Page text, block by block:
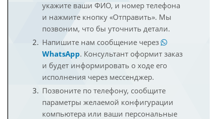
укажите ваши ФИО, и номер телефона
и нажмите кнопку «Отправить». Мы
позвоним, что бы уточнить детали.
Напишите нам сообщение через
WhatsApp. Консультант оформит заказ
и будет информировать о ходе его
исполнения через мессенджер.
Позвоните по телефону, сообщите
параметры желаемой конфигурации
компьютера или ваши персональные